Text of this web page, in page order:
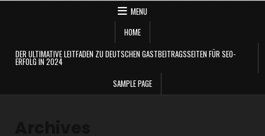
MENU
HOME
DER ULTIMATIVE LEITFADEN ZU DEUTSCHEN GASTBEITRAGSSEITEN FÜR SEO-
ERFOLG IN 2024
SAMPLE PAGE